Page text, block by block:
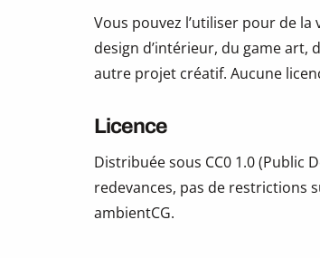
Vous pouvez l’utiliser pour de
design d’intérieur, du game
autre projet créatif. Aucune
Licence
Distribuée sous CC0 1.0 (Public
redevances, pas de restrictions
ambientCG.